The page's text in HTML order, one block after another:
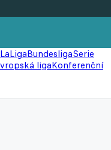
LaLigaBundesligaSerie
ligaKonferenční